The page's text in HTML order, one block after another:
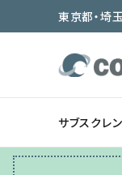
東京都・埼
サブスクレ